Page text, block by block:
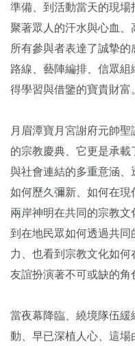
準備、到活動當天的現
聚著眾人的汗水與心血
所有參與者表達了誠摯
路線、藝陣編排、信眾
得學習與借鑒的寶貴財富
月眉潭寶月宮謝府元帥
的宗教慶典、它更是承
與社會連結的多重意涵
如何歷久彌新、如何在現
兩岸神明在共同的宗教
到在地民眾如何透過共
力、也看到宗教文化如
友誼扮演著不可或缺的角
當夜幕降臨、繞境隊伍
動、早已深植人心、這